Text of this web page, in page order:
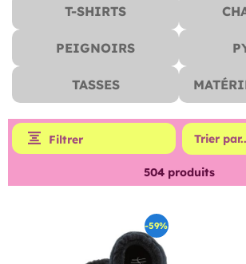
T-SHIRTS
PEIGNOIRS
TASSES
Filtrer
504produits
-59%